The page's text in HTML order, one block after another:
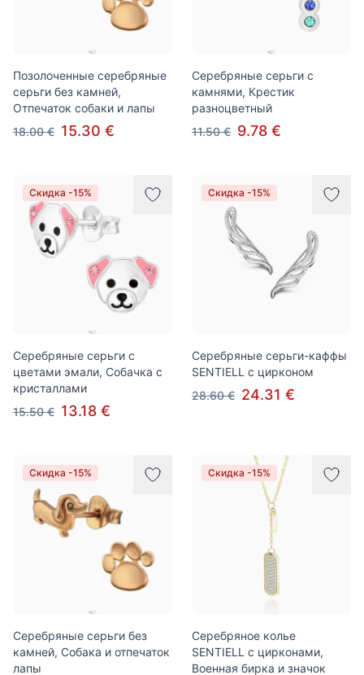
Позолоченные серебряные
серьги без камней,
Отпечаток собаки и лапы
18.00 € 15.30 €
Серебряные серьги с
камнями, Крестик
разноцветный
11.50 € 9.78 €
Скидка -15%
Серебряные серьги с
цветами эмали, Собачка с
кристаллами
15.50 € 13.18 €
Скидка -15%
Серебряные серьги-каффы
SENTIELL с цирконом
28.60 € 24.31 €
Скидка -15%
Серебряные серьги без
камней, Собака и отпечаток
лапы
Скидка -15%
Серебряное колье
SENTIELL с цирконами,
Военная бирка и значок